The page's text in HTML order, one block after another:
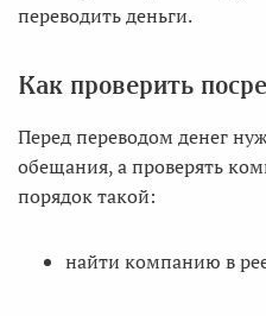
переводить деньги.
Как проверить
Перед переводом денег
обещания, а проверять
порядок такой:
найти компанию в